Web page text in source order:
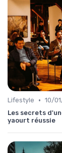
Lifestyle • 10/
Les secrets
yaourt réussie